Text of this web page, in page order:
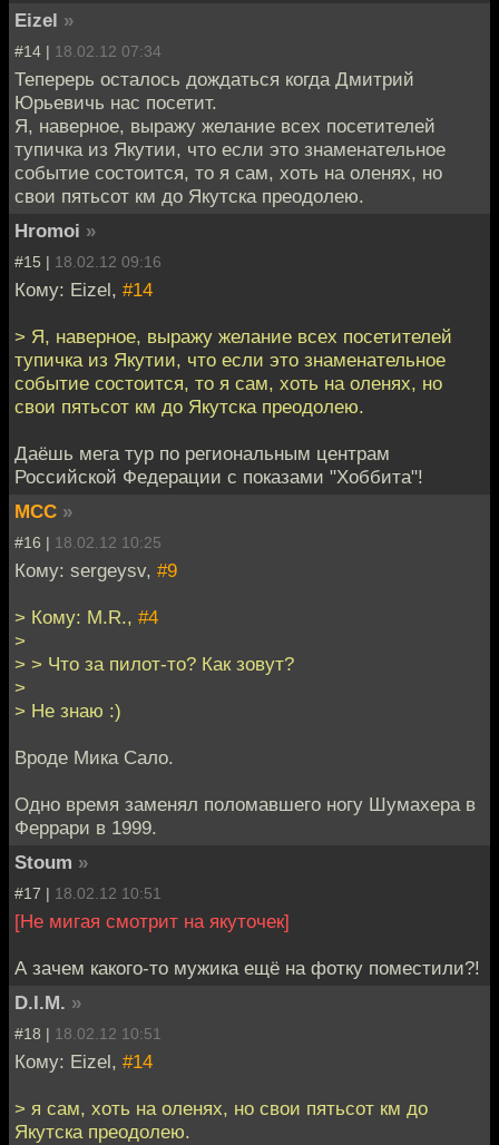
Eizel »
#14 | 18.02.12 07:34
Теперерь осталось дождаться когда Дмитрий
Юрьевичь нас посетит.
Я, наверное, выражу желание всех посетителей
тупичка из Якутии, что если это знаменательное
событие состоится, то я сам, хоть на оленях, но
свои пятьсот км до Якутска преодолею.
Hromoi »
#15 | 18.02.12 09:16
Кому: Eizel, #14
> Я, наверное, выражу желание всех посетителей
тупичка из Якутии, что если это знаменательное
событие состоится, то я сам, хоть на оленях, но
свои пятьсот км до Якутска преодолею.
Даёшь мега тур по региональным центрам
Российской Федерации с показами "Хоббита"!
MCC »
#16 | 18.02.12 10:25
Кому: sergeysv, #9
> Кому: M.R., #4
>
> > Что за пилот-то? Как зовут?
>
> Не знаю :)
Вроде Мика Сало.
Одно время заменял поломавшего ногу Шумахера в
Феррари в 1999.
Stoum »
#17 | 18.02.12 10:51
[Не мигая смотрит на якуточек]
А зачем какого-то мужика ещё на фотку поместили?!
D.I.M. »
#18 | 18.02.12 10:51
Кому: Eizel, #14
> я сам, хоть на оленях, но свои пятьсот км до
Якутска преодолею.